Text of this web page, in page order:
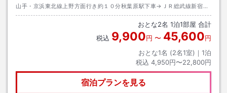
山手・京浜東北線上野方面行き約１０分秋葉原駅下車→ＪＲ総武線新宿方
面行き約５分水道橋駅下車→徒歩約７分
おとな2名 1泊1部屋 合計
税込 9,900円 〜 45,600円
おとな1名 (2名1室)｜ 1泊
税込 4,950円〜22,800円
宿泊プランを見る